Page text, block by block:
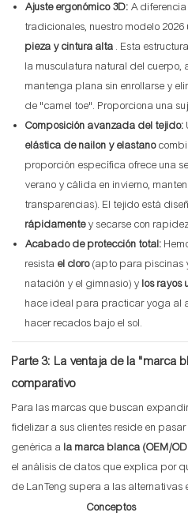
Ajuste ergonómico 3D: A
tradicionales, nuestro modelo 2026
pieza y cintura alta . Esta
la musculatura natural del cuerpo,
mantenga plana sin enrollarse y
de "camel toe". Proporciona una
Composición avanzada del tejido:
elástica de nailon y elastano
proporción específica ofrece una
verano y cálida en invierno,
transparencias). El tejido está
rápidamentey secarse con
Acabado de protección total:
resista el cloro(apto para piscinas
natación y el gimnasio) y los rayos
hace ideal para practicar yoga al
hacer recados bajo el sol.
Parte 3: La ventaja de la "marca
comparativo
Para las marcas que buscan
fidelizar a sus clientes reside en
genérica a la marca blanca (OEM/
el análisis de datos que explica por
de LanTeng supera a las alternativas
Conceptos